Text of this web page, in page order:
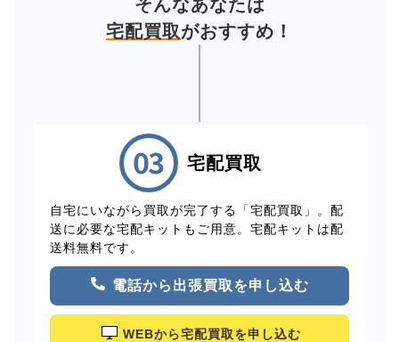
そんなあなたは
宅配買取がおすすめ！
宅配買取
自宅にいながら買取が完了する「宅配買取」。配
送に必要な宅配キットもご用意。宅配キットは配
送料無料です。
電話から出張買取を申し込む
WEBから宅配買取を申し込む